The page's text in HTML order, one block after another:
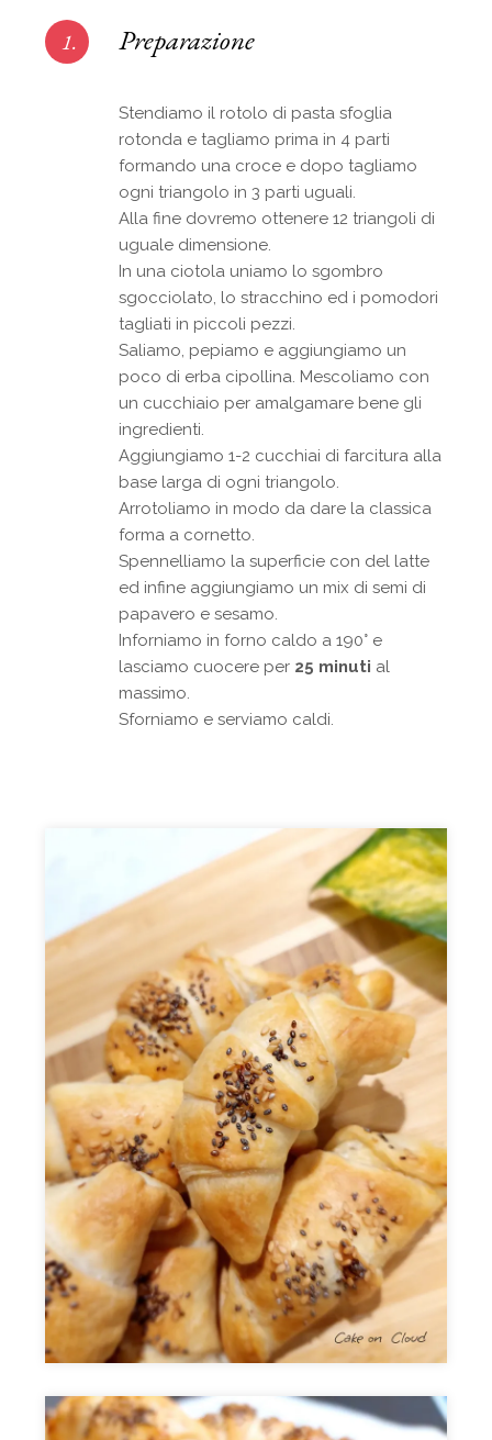
1. Preparazione
Stendiamo il rotolo di pasta sfoglia
rotonda e tagliamo prima in 4 parti
formando una croce e dopo tagliamo
ogni triangolo in 3 parti uguali.
Alla fine dovremo ottenere 12 triangoli di
uguale dimensione.
In una ciotola uniamo lo sgombro
sgocciolato, lo stracchino ed i pomodori
tagliati in piccoli pezzi.
Saliamo, pepiamo e aggiungiamo un
poco di erba cipollina. Mescoliamo con
un cucchiaio per amalgamare bene gli
ingredienti.
Aggiungiamo 1-2 cucchiai di farcitura alla
base larga di ogni triangolo.
Arrotoliamo in modo da dare la classica
forma a cornetto.
Spennelliamo la superficie con del latte
ed infine aggiungiamo un mix di semi di
papavero e sesamo.
Inforniamo in forno caldo a 190° e
lasciamo cuocere per 25 minuti al
massimo.
Sforniamo e serviamo caldi.